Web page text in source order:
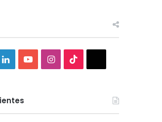
LinkedInYouTubeInstagram